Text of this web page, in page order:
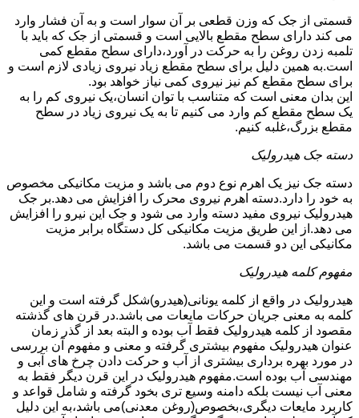
قسمتی از جک که وزن قطعی بر آن سوار است و به آن فشار وارد
می کند دارای سطح مقطع بالایی است و قسمتی از جک که باید با
تلمبه زدن روغن را به حرکت در آورد،دارای سطح مقطع کمی
است.به همین دلیل برای سطح مقطع زیاد نیروی زیادی لازم است و
برای سطح مقطع کم نیز نیروی کمی نیاز خواهد بود.
این بدان معنی است که متناسب با توان انسان،یک نیروی کم را به
یک سطح مقطع کم وارد می کنیم تا به یک نیروی زیاد در سطح
مقطع بزرگ،غلبه کنیم.
دسته جک هیدرولیک
دسته جک نیز یک اهرم نوع دوم می باشد و مزیت مکانیکی مخصوص
به خود را دارد.دسته اهرم نیروی محرک را افزایش می دهد.بر جک
هیدرولیک نیروی مفید دسته وارد می شود و جک این نیرو را افزایش
می دهد.از این طریق مزیت مکانیکی کل دستگاه برابر مزیت
مکانیکی این دو قسمت می باشد.
مفهوم کلمه هیدرولیک
هیدرولیک در واقع از کلمه یونانی(هیدرو)شکل گرفته است و این
کلمه به معنی جریان حرکات مایعات می باشد.در قرن های گذشته
مقصود از کلمه هیدرولیک فقط آب بوده و البته بعد از گذر زمان
عنوان هیدرولیک مفهوم بیشتری گرفته و معنی و مفهوم آن بررسی
در مورد بهره برداری بیشتری از آب و حرکت دادن چرخ های آبی و
مهندسی آب بوده است.مفهوم هیدرولیک در این قرن دیگر فقط به
معنی آب نیست بلکه دامنه وسیع تری بخود گرفته و شامل قواعد و
کاربرد مایعات دیگری،بخصوص(روغن معدنی)می باشد،به این دلیل